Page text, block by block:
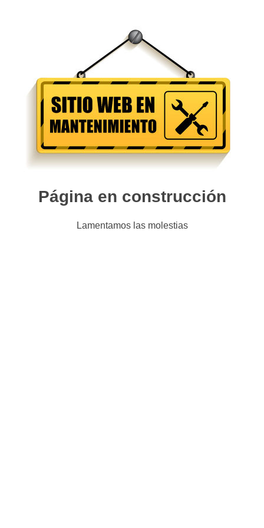
Página en construcción
Lamentamos las molestias